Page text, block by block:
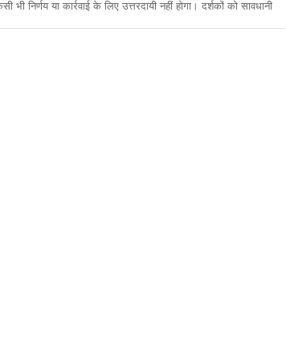
या कार्रवाई के लिए उत्तरदायी नहीं होगा। दर्शकों को सावधानी